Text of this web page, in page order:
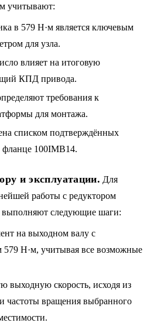
учитывают:
в 579 Н·м является ключевым
для узла.
влияет на итоговую
КПД привода.
требования к
для монтажа.
списком подтверждённых
фланце 100IMB14.
и эксплуатации. Для
работы с редуктором
следующие шаги:
на выходном валу с
Н·м, учитывая все возможные
выходную скорость, исходя из
частоты вращения выбранного